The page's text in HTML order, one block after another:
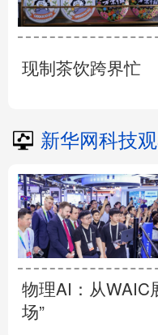
现制茶饮跨界忙
新华网科技
物理AI：从WAIC
场”